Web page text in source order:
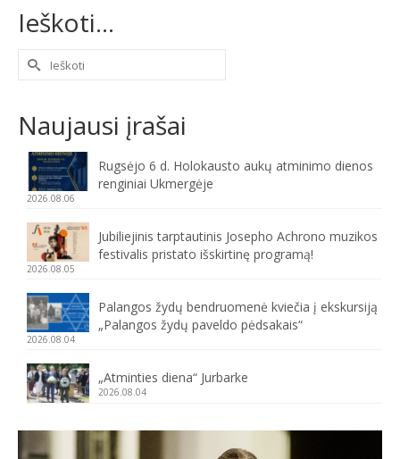
Ieškoti…
Naujausi įrašai
Rugsėjo 6 d. Holokausto aukų atminimo dienos
renginiai Ukmergėje
2026.08.06
Jubiliejinis tarptautinis Josepho Achrono muzikos
festivalis pristato išskirtinę programą!
2026.08.05
Palangos žydų bendruomenė kviečia į ekskursiją
„Palangos žydų paveldo pėdsakais“
2026.08.04
„Atminties diena“ Jurbarke
2026.08.04